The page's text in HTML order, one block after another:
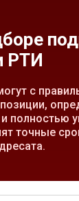
РТИ
с
и полностью
точные